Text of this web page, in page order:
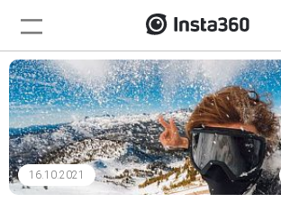
16.10.2021